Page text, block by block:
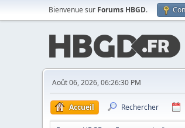
Bienvenue sur Forums HBGD.
Août 06, 2026, 06:26:30 PM
Accueil Rechercher